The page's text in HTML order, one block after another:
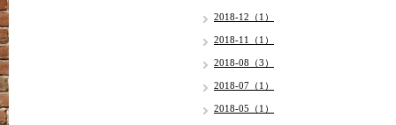
2018-12（1）
2018-11（1）
2018-08（3）
2018-07（1）
2018-05（1）